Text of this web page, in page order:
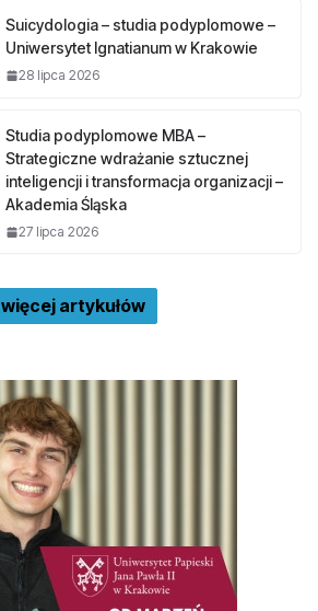
Suicydologia – studia podyplomowe –
Uniwersytet Ignatianum w Krakowie
28 lipca 2026
Studia podyplomowe MBA –
Strategiczne wdrażanie sztucznej
inteligencji i transformacja organizacji –
Akademia Śląska
27 lipca 2026
więcej artykułów